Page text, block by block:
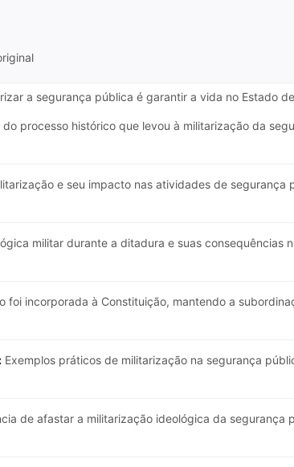
a segurança pública é garantir a vida no Estado
do processo histórico que levou à militarização da
e seu impacto nas atividades de
militar durante a ditadura e suas consequências
foi incorporada à Constituição, mantendo a
Exemplos práticos de militarização na segurança
de afastar a militarização ideológica da segurança